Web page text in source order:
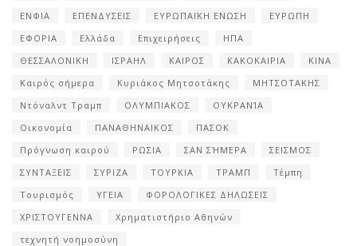
ΕΝΦΙΑ
ΕΠΕΝΔΥΣΕΙΣ ΕΥΡΩΠΑΪΚΗ ΕΝΩΣΗ
ΕΥΡΩΠΗ
ΕΦΟΡΙΑ
Ελλάδα Επιχειρήσεις
ΗΠΑ
ΘΕΣΣΑΛΟΝΙΚΗ
ΙΣΡΑΗΛ ΚΑΙΡΟΣ ΚΑΚΟΚΑΙΡΙΑ
ΚΙΝΑ
Καιρός σήμερα
Κυριάκος Μητσοτάκης
ΜΗΤΣΟΤΑΚΗΣ
Ντόναλντ Τραμπ
ΟΛΥΜΠΙΑΚΟΣ
ΟΥΚΡΑΝΊΑ
Οικονομία
ΠΑΝΑΘΗΝΑΙΚΟΣ
ΠΑΣΟΚ
Πρόγνωση καιρού
ΡΩΣΙΑ ΣΑΝ ΣΉΜΕΡΑ
ΣΕΙΣΜΟΣ
ΣΥΝΤΑΞΕΙΣ
ΣΥΡΙΖΑ ΤΟΥΡΚΙΑ ΤΡΑΜΠ
Τέμπη
Τουρισμός
ΥΓΕΙΑ
ΦΟΡΟΛΟΓΙΚΕΣ ΔΗΛΩΣΕΙΣ
ΧΡΙΣΤΟΥΓΕΝΝΑ
Χρηματιστήριο Αθηνών
τεχνητή νοημοσύνη